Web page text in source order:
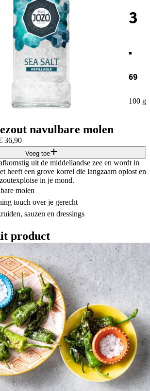
3
.
69
100 g
navulbare molen
36,90
Voeg toe
uit de middellandse zee en wordt in
heeft een grove korrel die langzaam oplost en
in je mond.
molen
touch over je gerecht
sauzen en dressings
product